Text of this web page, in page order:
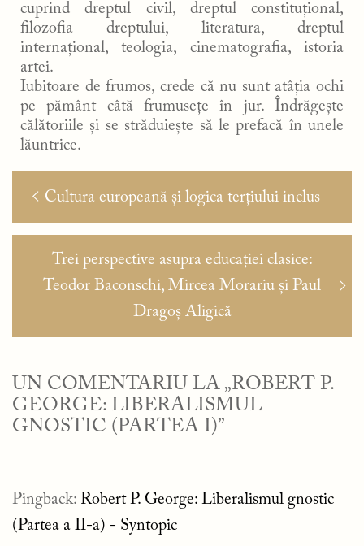
cuprind dreptul civil, dreptul constituțional,
filozofia dreptului, literatura, dreptul
internațional, teologia, cinematografia, istoria
artei.
Iubitoare de frumos, crede că nu sunt atâția ochi
pe pământ câtă frumusețe în jur. Îndrăgește
călătoriile și se străduiește să le prefacă în unele
lăuntrice.
Navigare
articole
Articolul
anterior:
Cultura europeană și logica terțiului inclus
Articolul
următor:
Trei perspective asupra educației clasice:
Teodor Baconschi, Mircea Morariu și Paul
Dragoș Aligică
UN COMENTARIU LA „ROBERT P.
GEORGE: LIBERALISMUL
GNOSTIC (PARTEA I)”
Pingback: Robert P. George: Liberalismul gnostic
(Partea a II-a) - Syntopic